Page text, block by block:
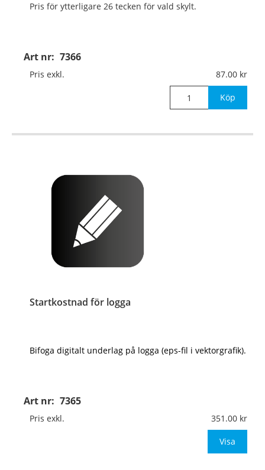
Art nr: 7366
Pris för ytterligare 26 tecken för vald skylt.
Pris exkl. 87.00
Köp
Startkostnad för logga
Art nr: 7365
Bifoga digitalt underlag på logga (eps-fil i vektorgrafik).
Pris exkl. 351.00
Visa